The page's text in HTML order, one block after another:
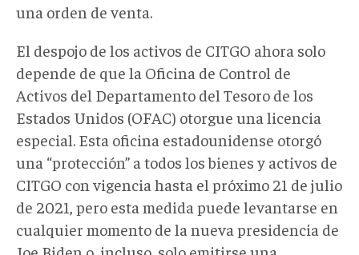
una orden de venta.
El despojo de los activos de CITGO ahora solo
depende de que la Oficina de Control de
Activos del Departamento del Tesoro de los
Estados Unidos (OFAC) otorgue una licencia
especial. Esta oficina estadounidense otorgó
una “protección” a todos los bienes y activos de
CITGO con vigencia hasta el próximo 21 de julio
de 2021, pero esta medida puede levantarse en
cualquier momento de la nueva presidencia de